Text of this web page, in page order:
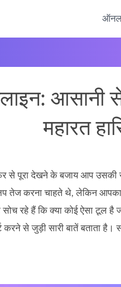
आसानी से
महारत
से पूरा देखने के बजाय आप
तेज करना चाहते थे, लेकिन
रहे हैं कि क्या कोई ऐसा टूल है
से जुड़ी सारी बातें बताता है।